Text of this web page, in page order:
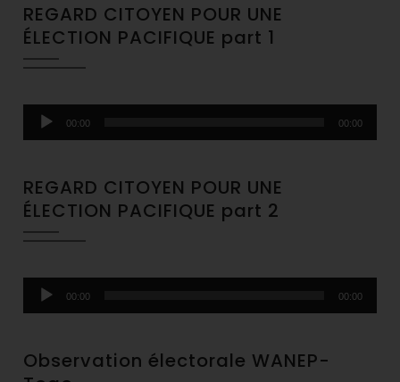
REGARD CITOYEN POUR UNE
ÉLECTION PACIFIQUE part 1
Audio
Player
00:00 00:00
REGARD CITOYEN POUR UNE
ÉLECTION PACIFIQUE part 2
Audio
Player
00:00 00:00
Observation électorale WANEP-